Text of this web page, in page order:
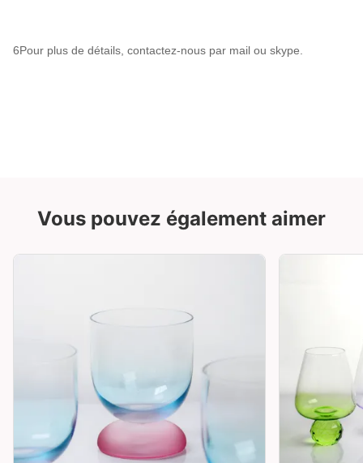
6Pour plus de détails, contactez-nous par mail ou skype.
Vous pouvez également aimer